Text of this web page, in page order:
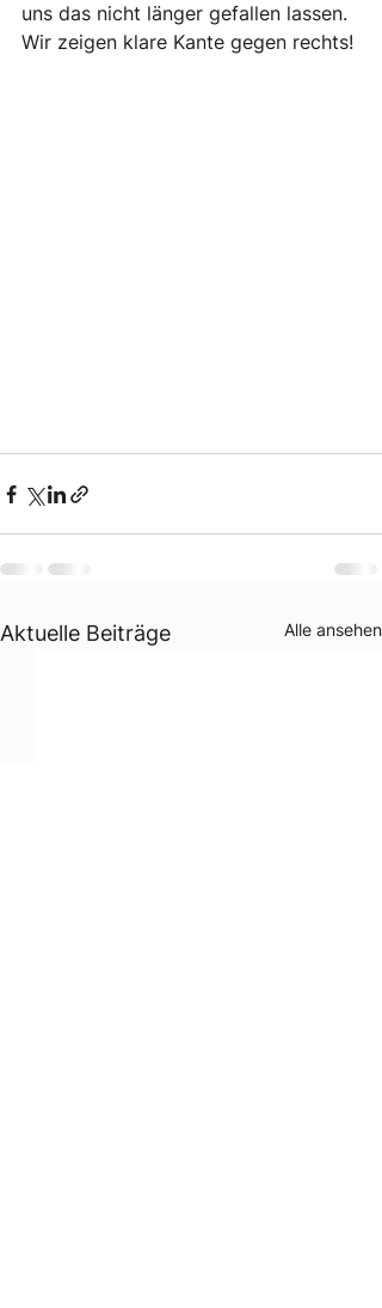
uns das nicht länger gefallen lassen.
Wir zeigen klare Kante gegen rechts!
Aktuelle Beiträge Alle ansehen